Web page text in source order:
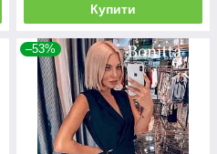
Купити
–53%